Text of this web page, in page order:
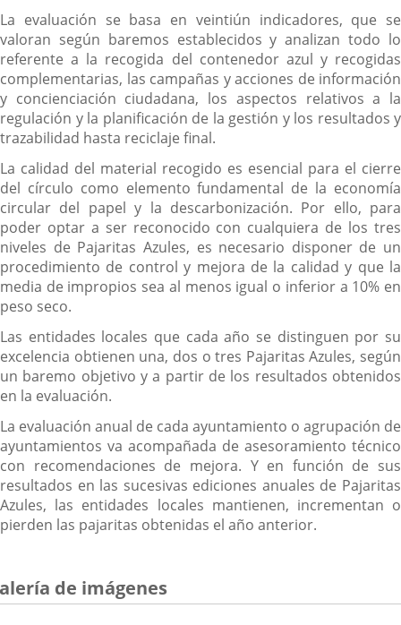
La evaluación se basa en veintiún indicadores, que se
valoran según baremos establecidos y analizan todo lo
referente a la recogida del contenedor azul y recogidas
complementarias, las campañas y acciones de información
y concienciación ciudadana, los aspectos relativos a la
regulación y la planificación de la gestión y los resultados y
trazabilidad hasta reciclaje final.
La calidad del material recogido es esencial para el cierre
del círculo como elemento fundamental de la economía
circular del papel y la descarbonización. Por ello, para
poder optar a ser reconocido con cualquiera de los tres
niveles de Pajaritas Azules, es necesario disponer de un
procedimiento de control y mejora de la calidad y que la
media de impropios sea al menos igual o inferior a 10% en
peso seco.
Las entidades locales que cada año se distinguen por su
excelencia obtienen una, dos o tres Pajaritas Azules, según
un baremo objetivo y a partir de los resultados obtenidos
en la evaluación.
La evaluación anual de cada ayuntamiento o agrupación de
ayuntamientos va acompañada de asesoramiento técnico
con recomendaciones de mejora. Y en función de sus
resultados en las sucesivas ediciones anuales de Pajaritas
Azules, las entidades locales mantienen, incrementan o
pierden las pajaritas obtenidas el año anterior.
de imágenes